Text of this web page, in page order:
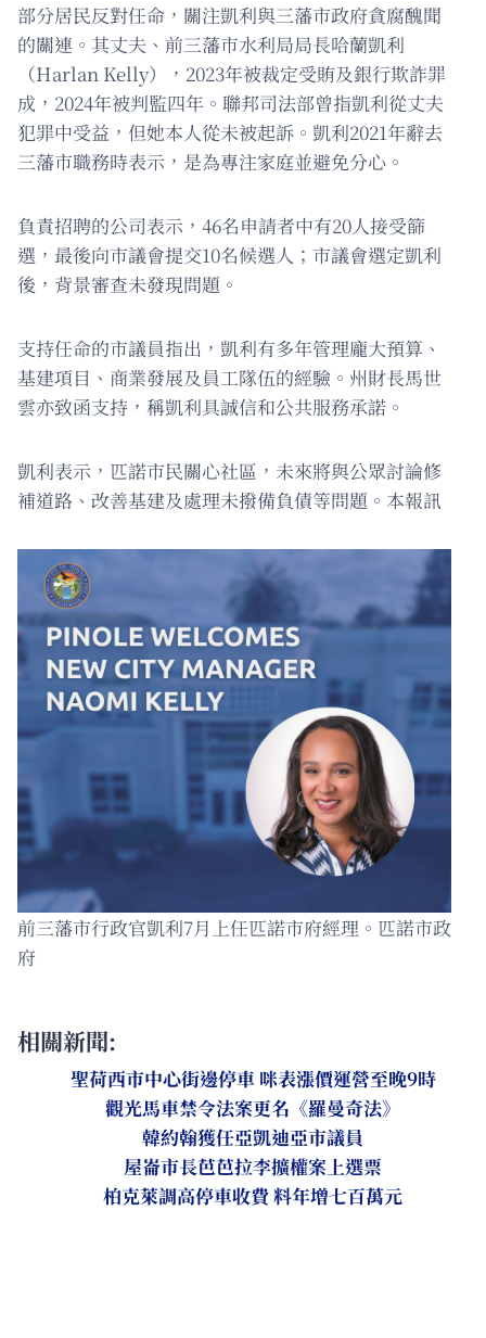
部分居民反對任命，關注凱利與三藩市政府貪腐醜聞
的關連。其丈夫、前三藩市水利局局長哈蘭凱利
（Harlan Kelly），2023年被裁定受賄及銀行欺詐罪
成，2024年被判監四年。聯邦司法部曾指凱利從丈夫
犯罪中受益，但她本人從未被起訴。凱利2021年辭去
三藩市職務時表示，是為專注家庭並避免分心。
負責招聘的公司表示，46名申請者中有20人接受篩
選，最後向市議會提交10名候選人；市議會選定凱利
後，背景審查未發現問題。
支持任命的市議員指出，凱利有多年管理龐大預算、
基建項目、商業發展及員工隊伍的經驗。州財長馬世
雲亦致函支持，稱凱利具誠信和公共服務承諾。
凱利表示，匹諾市民關心社區，未來將與公眾討論修
補道路、改善基建及處理未撥備負債等問題。本報訊
前三藩市行政官凱利7月上任匹諾市府經理。匹諾市政
府
相關新聞:
聖荷西市中心街邊停車 咪表漲價運營至晚9時
觀光馬車禁令法案更名《羅曼奇法》
韓約翰獲任亞凱迪亞市議員
屋崙市長芭芭拉李擴權案上選票
柏克萊調高停車收費 料年增七百萬元